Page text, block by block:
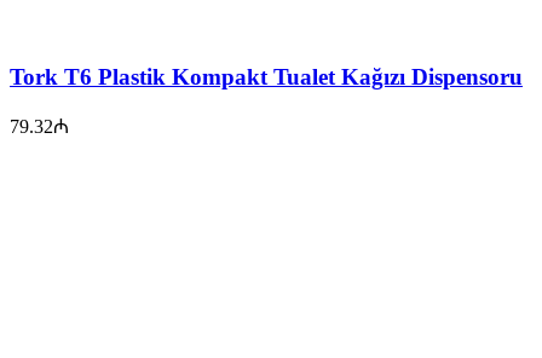
Tork T6 Plastik Kompakt Tualet Kağızı Dispensoru
79.32₼